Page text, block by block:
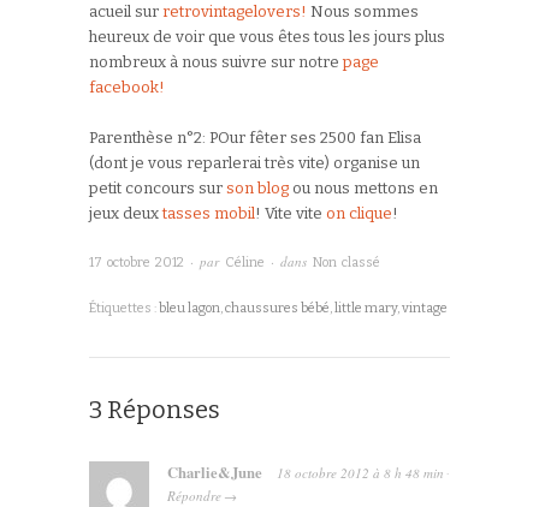
acueil sur retrovintagelovers! Nous sommes
heureux de voir que vous êtes tous les jours plus
nombreux à nous suivre sur notrepage
facebook!
Parenthèse n°2: POur fêter ses 2500 fan Elisa
(dont je vous reparlerai très vite) organise un
petit concours sur son blog ou nous mettons en
jeux deuxtasses mobil! Vite vite on clique!
17 octobre 2012 · par Céline · dans Non classé
Étiquettes : bleu lagon,chaussures bébé,little mary,vintage
3 Réponses
Charlie&June 18 octobre 2012 à 8 h 48 min ·
Répondre →